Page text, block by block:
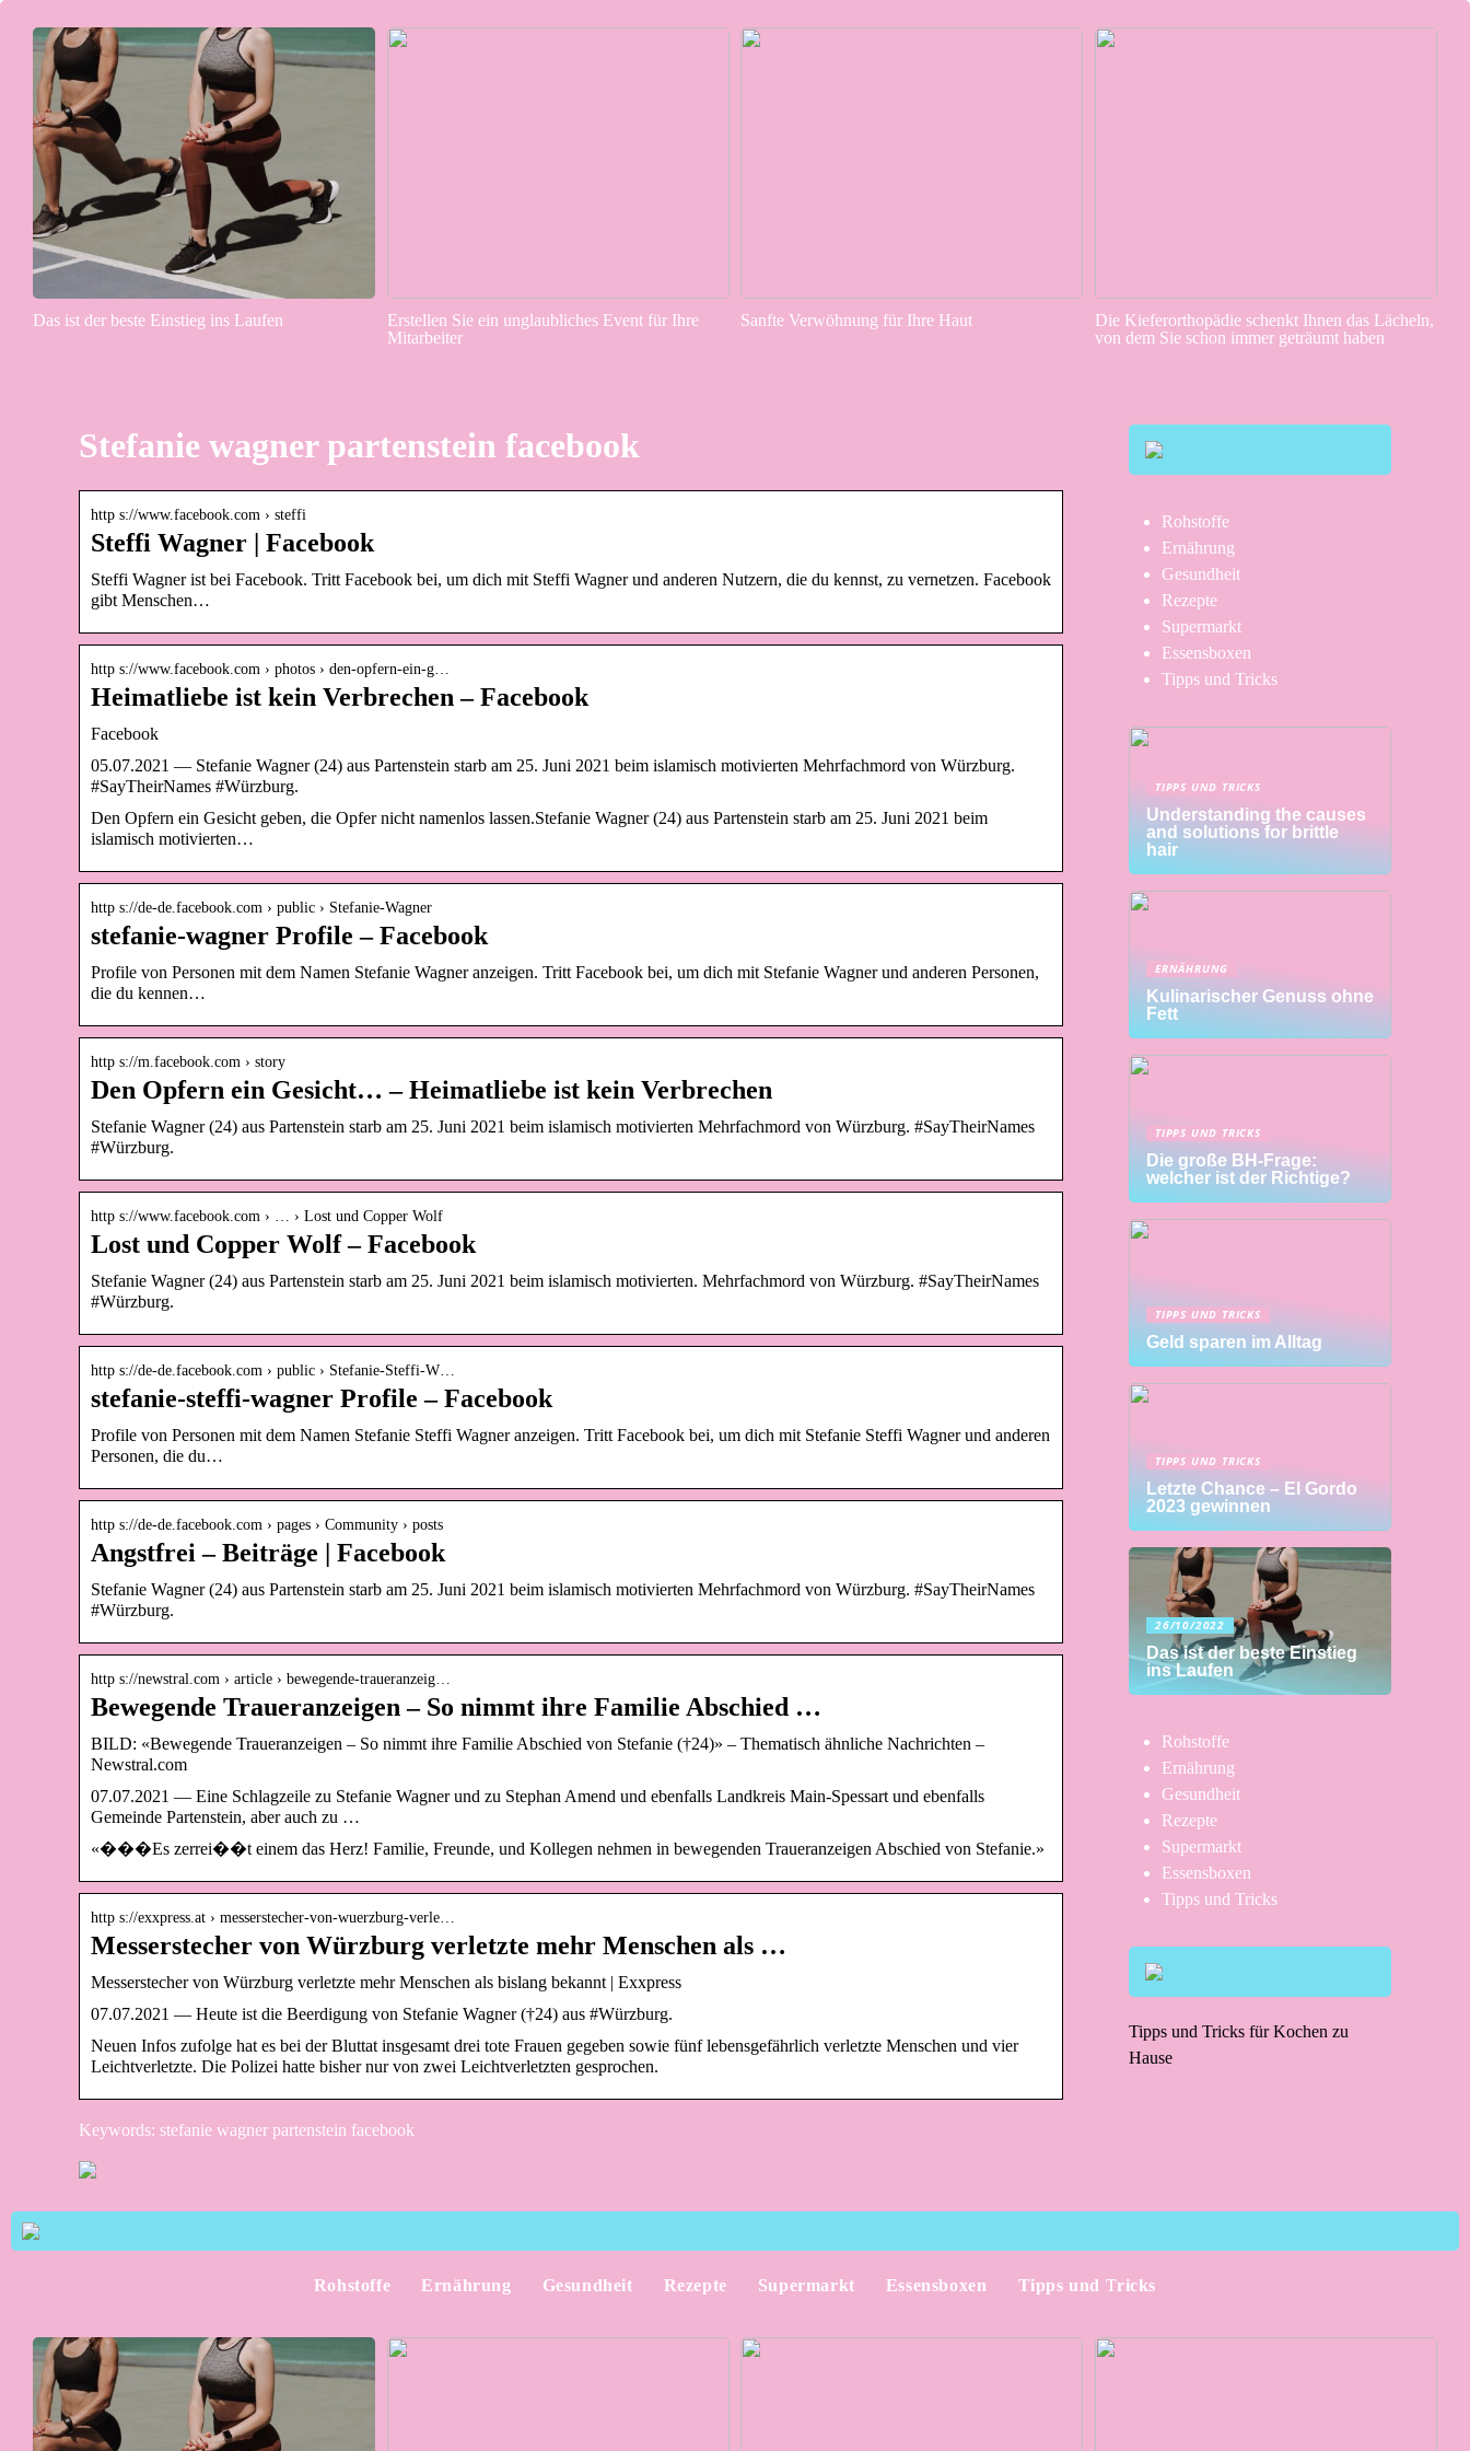
Das ist der beste Einstieg ins Laufen
Erstellen Sie ein unglaubliches Event für Ihre
Mitarbeiter
Sanfte Verwöhnung für Ihre Haut
Die Kieferorthopädie schenkt Ihnen das Lächeln,
von dem Sie schon immer geträumt haben
Stefanie wagner partenstein facebook
http s://www.facebook.com › steffi
Steffi Wagner | Facebook
Steffi Wagner ist bei Facebook. Tritt Facebook bei, um dich mit Steffi Wagner und anderen Nutzern, die du kennst, zu vernetzen. Facebook
gibt Menschen…
http s://www.facebook.com › photos › den-opfern-ein-g…
Heimatliebe ist kein Verbrechen – Facebook
Facebook
05.07.2021 — Stefanie Wagner (24) aus Partenstein starb am 25. Juni 2021 beim islamisch motivierten Mehrfachmord von Würzburg.
#SayTheirNames #Würzburg.
Den Opfern ein Gesicht geben, die Opfer nicht namenlos lassen.Stefanie Wagner (24) aus Partenstein starb am 25. Juni 2021 beim
islamisch motivierten…
http s://de-de.facebook.com › public › Stefanie-Wagner
stefanie-wagner Profile – Facebook
Profile von Personen mit dem Namen Stefanie Wagner anzeigen. Tritt Facebook bei, um dich mit Stefanie Wagner und anderen Personen,
die du kennen…
http s://m.facebook.com › story
Den Opfern ein Gesicht… – Heimatliebe ist kein Verbrechen
Stefanie Wagner (24) aus Partenstein starb am 25. Juni 2021 beim islamisch motivierten Mehrfachmord von Würzburg. #SayTheirNames
#Würzburg.
http s://www.facebook.com › … › Lost und Copper Wolf
Lost und Copper Wolf – Facebook
Stefanie Wagner (24) aus Partenstein starb am 25. Juni 2021 beim islamisch motivierten. Mehrfachmord von Würzburg. #SayTheirNames
#Würzburg.
http s://de-de.facebook.com › public › Stefanie-Steffi-W…
stefanie-steffi-wagner Profile – Facebook
Profile von Personen mit dem Namen Stefanie Steffi Wagner anzeigen. Tritt Facebook bei, um dich mit Stefanie Steffi Wagner und anderen
Personen, die du…
http s://de-de.facebook.com › pages › Community › posts
Angstfrei – Beiträge | Facebook
Stefanie Wagner (24) aus Partenstein starb am 25. Juni 2021 beim islamisch motivierten Mehrfachmord von Würzburg. #SayTheirNames
#Würzburg.
http s://newstral.com › article › bewegende-traueranzeig…
Bewegende Traueranzeigen – So nimmt ihre Familie Abschied …
BILD: «Bewegende Traueranzeigen – So nimmt ihre Familie Abschied von Stefanie (†24)» – Thematisch ähnliche Nachrichten –
Newstral.com
07.07.2021 — Eine Schlagzeile zu Stefanie Wagner und zu Stephan Amend und ebenfalls Landkreis Main-Spessart und ebenfalls
Gemeinde Partenstein, aber auch zu …
«���Es zerrei��t einem das Herz! Familie, Freunde, und Kollegen nehmen in bewegenden Traueranzeigen Abschied von Stefanie.»
http s://exxpress.at › messerstecher-von-wuerzburg-verle…
Messerstecher von Würzburg verletzte mehr Menschen als …
Messerstecher von Würzburg verletzte mehr Menschen als bislang bekannt | Exxpress
07.07.2021 — Heute ist die Beerdigung von Stefanie Wagner (†24) aus #Würzburg.
Neuen Infos zufolge hat es bei der Bluttat insgesamt drei tote Frauen gegeben sowie fünf lebensgefährlich verletzte Menschen und vier
Leichtverletzte. Die Polizei hatte bisher nur von zwei Leichtverletzten gesprochen.
Keywords: stefanie wagner partenstein facebook
Rohstoffe
Ernährung
Gesundheit
Rezepte
Supermarkt
Essensboxen
Tipps und Tricks
TIPPS UND TRICKS
Understanding the causes
and solutions for brittle
hair
ERNÄHRUNG
Kulinarischer Genuss ohne
Fett
TIPPS UND TRICKS
Die große BH-Frage:
welcher ist der Richtige?
TIPPS UND TRICKS
Geld sparen im Alltag
TIPPS UND TRICKS
Letzte Chance – El Gordo
2023 gewinnen
26/10/2022
Das ist der beste Einstieg
ins Laufen
Rohstoffe
Ernährung
Gesundheit
Rezepte
Supermarkt
Essensboxen
Tipps und Tricks
Tipps und Tricks für Kochen zu
Hause
Rohstoffe Ernährung Gesundheit Rezepte Supermarkt Essensboxen Tipps und Tricks